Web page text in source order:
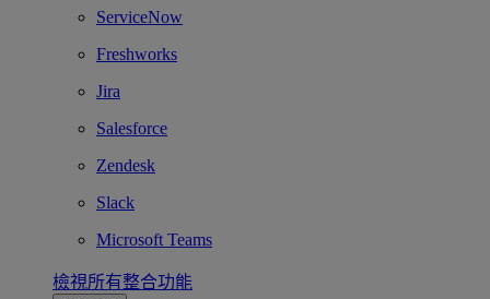
ServiceNow
Freshworks
Jira
Salesforce
Zendesk
Slack
Microsoft Teams
檢視所有整合功能